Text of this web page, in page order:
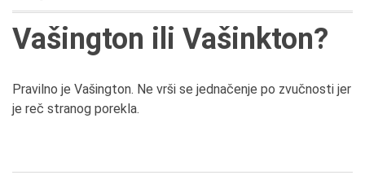
Vašington ili Vašinkton?
Pravilno je Vašington. Ne vrši se jednačenje po zvučnosti jer
je reč stranog porekla.